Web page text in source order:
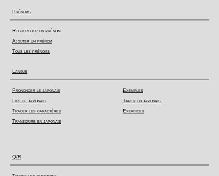
Prénoms
Rechercher un prénom
Ajouter un prénom
Tous les prénoms
Langue
Prononcer le japonais
Lire le japonais
Tracer les caractères
Transcrire en japonais
Exemples
Taper en japonais
Exercices
Q/R